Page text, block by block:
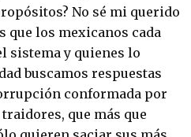
No sé mi querido
que los mexicanos cada
sistema y quienes lo
buscamos respuestas
conformada por
que más que